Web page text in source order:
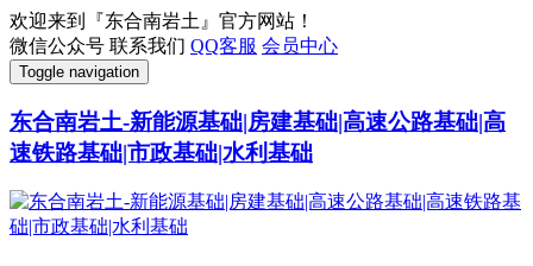
欢迎来到『东合南岩土』官方网站！
微信公众号 联系我们 QQ客服 会员中心
Toggle navigation
东合南岩土-新能源基础|房建基础|高速公路基础|高
速铁路基础|市政基础|水利基础